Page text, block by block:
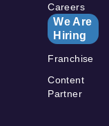
Careers
We Are
Hiring
Franchise
Content
Partner